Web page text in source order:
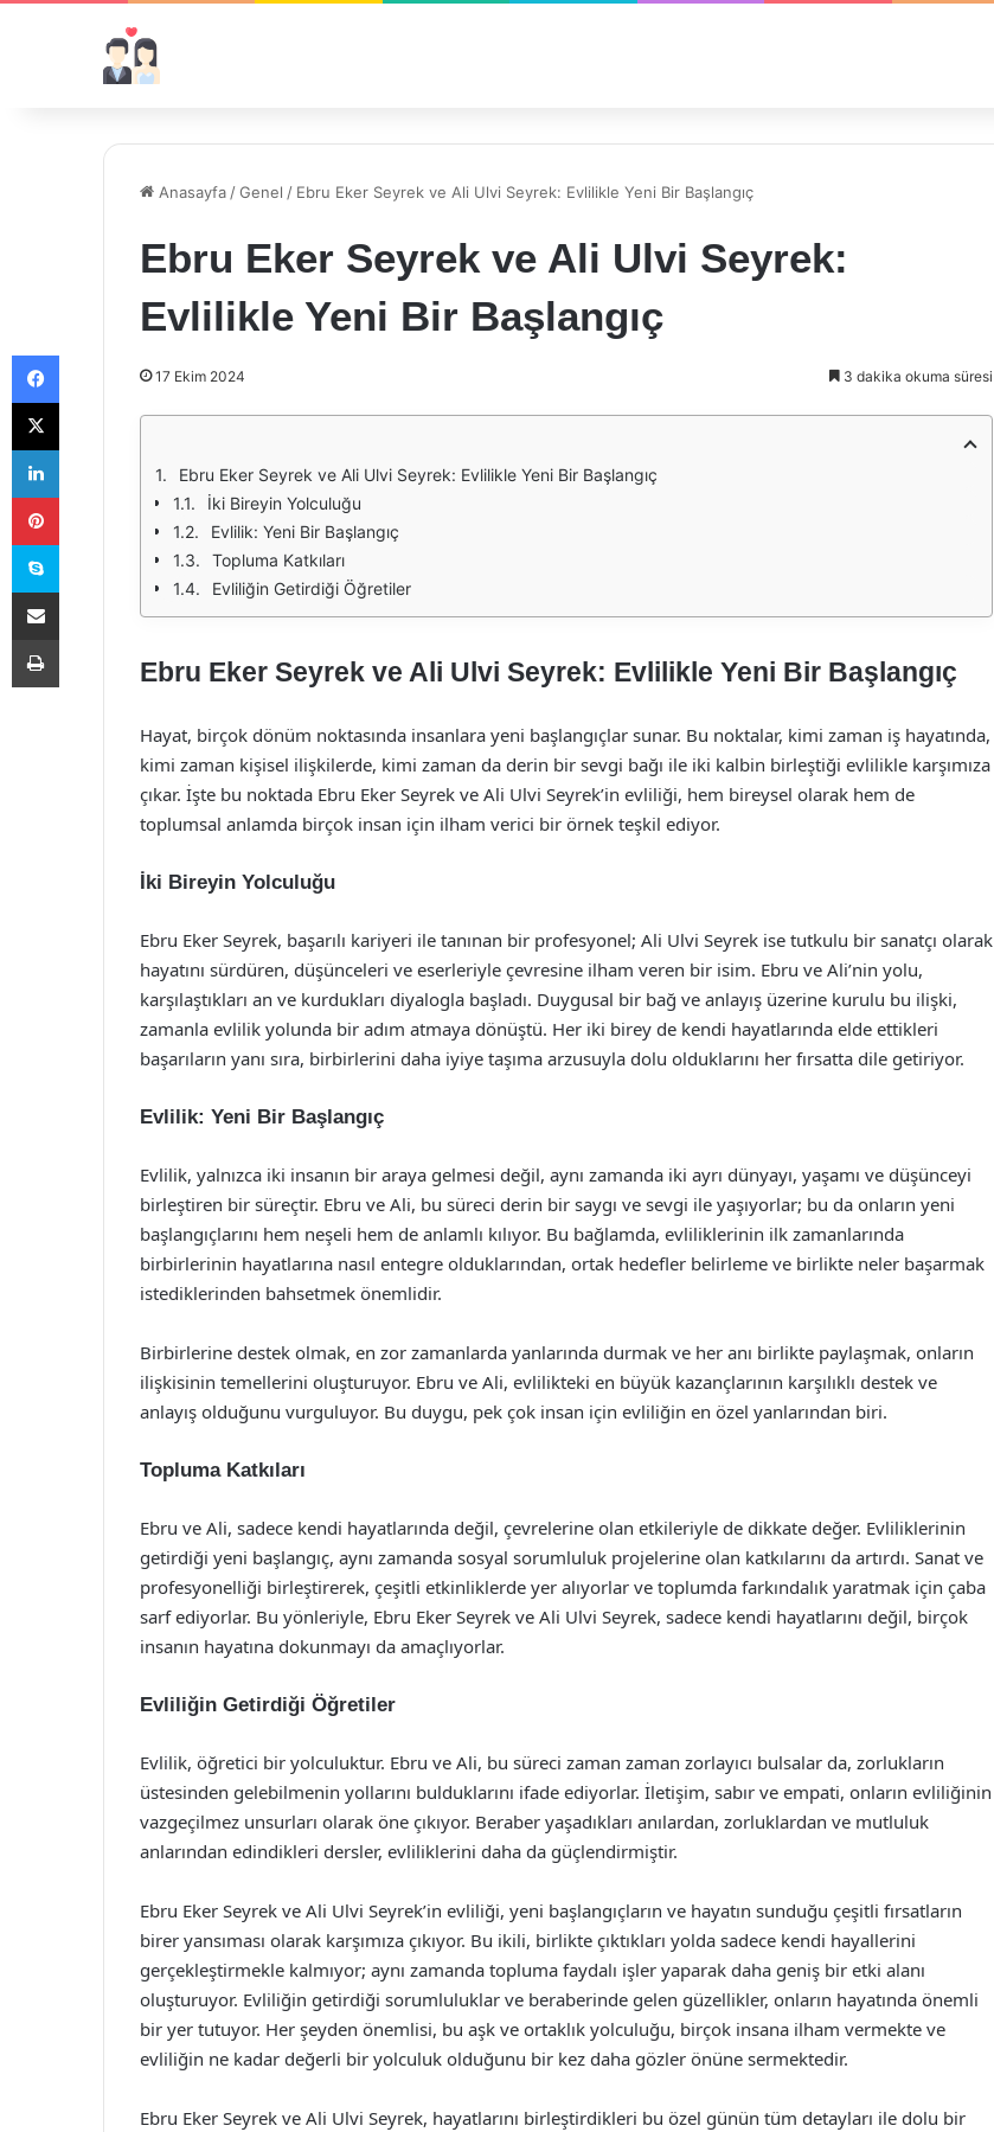
Anasayfa /Genel / Ebru Eker Seyrek ve Ali Ulvi Seyrek: Evlilikle Yeni Bir Başlangıç
Ebru Eker Seyrek ve Ali Ulvi Seyrek:
Evlilikle Yeni Bir Başlangıç
17 Ekim 2024 3 dakika okuma süresi
Ebru Eker Seyrek ve Ali Ulvi Seyrek: Evlilikle Yeni Bir Başlangıç
İki Bireyin Yolculuğu
Evlilik: Yeni Bir Başlangıç
Topluma Katkıları
Evliliğin Getirdiği Öğretiler
Ebru Eker Seyrek ve Ali Ulvi Seyrek: Evlilikle Yeni Bir Başlangıç
Hayat, birçok dönüm noktasında insanlara yeni başlangıçlar sunar. Bu noktalar, kimi zaman iş hayatında,
kimi zaman kişisel ilişkilerde, kimi zaman da derin bir sevgi bağı ile iki kalbin birleştiği evlilikle karşımıza
çıkar. İşte bu noktada Ebru Eker Seyrek ve Ali Ulvi Seyrek’in evliliği, hem bireysel olarak hem de
toplumsal anlamda birçok insan için ilham verici bir örnek teşkil ediyor.
İki Bireyin Yolculuğu
Ebru Eker Seyrek, başarılı kariyeri ile tanınan bir profesyonel; Ali Ulvi Seyrek ise tutkulu bir sanatçı olarak
hayatını sürdüren, düşünceleri ve eserleriyle çevresine ilham veren bir isim. Ebru ve Ali’nin yolu,
karşılaştıkları an ve kurdukları diyalogla başladı. Duygusal bir bağ ve anlayış üzerine kurulu bu ilişki,
zamanla evlilik yolunda bir adım atmaya dönüştü. Her iki birey de kendi hayatlarında elde ettikleri
başarıların yanı sıra, birbirlerini daha iyiye taşıma arzusuyla dolu olduklarını her fırsatta dile getiriyor.
Evlilik: Yeni Bir Başlangıç
Evlilik, yalnızca iki insanın bir araya gelmesi değil, aynı zamanda iki ayrı dünyayı, yaşamı ve düşünceyi
birleştiren bir süreçtir. Ebru ve Ali, bu süreci derin bir saygı ve sevgi ile yaşıyorlar; bu da onların yeni
başlangıçlarını hem neşeli hem de anlamlı kılıyor. Bu bağlamda, evliliklerinin ilk zamanlarında
birbirlerinin hayatlarına nasıl entegre olduklarından, ortak hedefler belirleme ve birlikte neler başarmak
istediklerinden bahsetmek önemlidir.
Birbirlerine destek olmak, en zor zamanlarda yanlarında durmak ve her anı birlikte paylaşmak, onların
ilişkisinin temellerini oluşturuyor. Ebru ve Ali, evlilikteki en büyük kazançlarının karşılıklı destek ve
anlayış olduğunu vurguluyor. Bu duygu, pek çok insan için evliliğin en özel yanlarından biri.
Topluma Katkıları
Ebru ve Ali, sadece kendi hayatlarında değil, çevrelerine olan etkileriyle de dikkate değer. Evliliklerinin
getirdiği yeni başlangıç, aynı zamanda sosyal sorumluluk projelerine olan katkılarını da artırdı. Sanat ve
profesyonelliği birleştirerek, çeşitli etkinliklerde yer alıyorlar ve toplumda farkındalık yaratmak için çaba
sarf ediyorlar. Bu yönleriyle, Ebru Eker Seyrek ve Ali Ulvi Seyrek, sadece kendi hayatlarını değil, birçok
insanın hayatına dokunmayı da amaçlıyorlar.
Evliliğin Getirdiği Öğretiler
Evlilik, öğretici bir yolculuktur. Ebru ve Ali, bu süreci zaman zaman zorlayıcı bulsalar da, zorlukların
üstesinden gelebilmenin yollarını bulduklarını ifade ediyorlar. İletişim, sabır ve empati, onların evliliğinin
vazgeçilmez unsurları olarak öne çıkıyor. Beraber yaşadıkları anılardan, zorluklardan ve mutluluk
anlarından edindikleri dersler, evliliklerini daha da güçlendirmiştir.
Ebru Eker Seyrek ve Ali Ulvi Seyrek’in evliliği, yeni başlangıçların ve hayatın sunduğu çeşitli fırsatların
birer yansıması olarak karşımıza çıkıyor. Bu ikili, birlikte çıktıkları yolda sadece kendi hayallerini
gerçekleştirmekle kalmıyor; aynı zamanda topluma faydalı işler yaparak daha geniş bir etki alanı
oluşturuyor. Evliliğin getirdiği sorumluluklar ve beraberinde gelen güzellikler, onların hayatında önemli
bir yer tutuyor. Her şeyden önemlisi, bu aşk ve ortaklık yolculuğu, birçok insana ilham vermekte ve
evliliğin ne kadar değerli bir yolculuk olduğunu bir kez daha gözler önüne sermektedir.
Ebru Eker Seyrek ve Ali Ulvi Seyrek, hayatlarını birleştirdikleri bu özel günün tüm detayları ile dolu bir
Facebook
X
LinkedIn
Pinterest
Skype
E-Posta ile paylaş